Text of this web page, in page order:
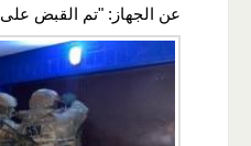
عن الجهاز: "تم القبض